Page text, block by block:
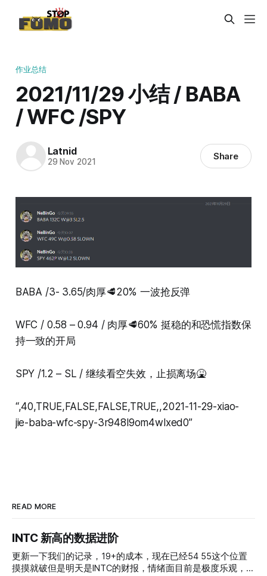
作业总结
2021/11/29 小结 / BABA
/ WFC /SPY
Latnid
29 Nov 2021 Share
BABA /3- 3.65/肉厚🥩20% 一波抢反弹
WFC / 0.58 – 0.94 / 肉厚🥩60% 挺稳的和恐慌指数保
持一致的开局
SPY /1.2 – SL / 继续看空失效，止损离场🤮
“,40,TRUE,FALSE,FALSE,TRUE,,2021-11-29-xiao-
jie-baba-wfc-spy-3r948l9om4wlxed0”
READ MORE
INTC 新高的数据进阶
更新一下我们的记录，19+的成本，现在已经54 55这个位置
摸摸就破但是明天是INTC的财报，情绪面目前是极度乐观，反